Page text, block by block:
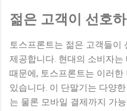
젊은 고객이 선호
토스프론트는 젊은 고객들이
제공합니다. 현대의 소비자
때문에, 토스프론트는 이러
있습니다. 이 단말기는 다양
는 물론 모바일 결제까지 가